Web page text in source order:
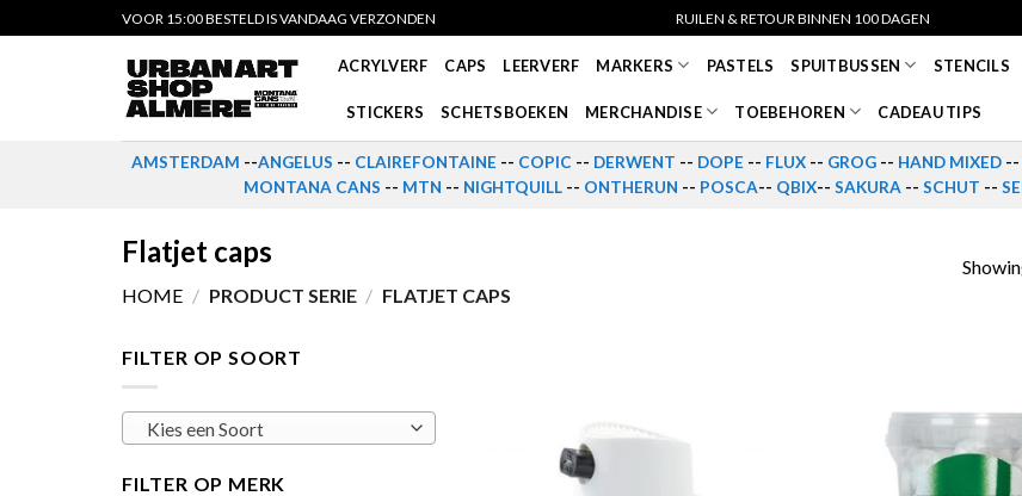
to
VOOR 15:00 BESTELD IS VANDAAG VERZONDEN RUILEN & RETOUR BINNEN 100 DAGEN
ACRYLVERF CAPS LEERVERF MARKERS PASTELS SPUITBUSSEN STENCILS
STICKERS SCHETSBOEKEN MERCHANDISE TOEBEHOREN CADEAU TIPS
AMSTERDAM --ANGELUS -- CLAIREFONTAINE -- COPIC -- DERWENT -- DOPE -- FLUX -- GROG -- HAND MIXED --
MONTANA CANS -- MTN -- NIGHTQUILL -- ONTHERUN -- POSCA-- QBIX-- SAKURA -- SCHUT --
Flatjet caps
HOME / PRODUCT SERIE / FLATJET CAPS
FILTER OP SOORT
Kies een Soort
FILTER OP MERK